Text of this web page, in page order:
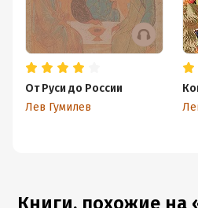
От Руси до России
Лев Гумилев
Книги, похожие на